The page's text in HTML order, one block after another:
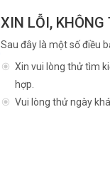
XIN LỖI,
Sau đây là một số điều
Xin vui lòng thử tìm
hợp.
Vui lòng thử ngày